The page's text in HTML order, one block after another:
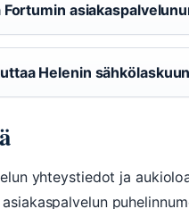
Helenin
yhteystiedot ja